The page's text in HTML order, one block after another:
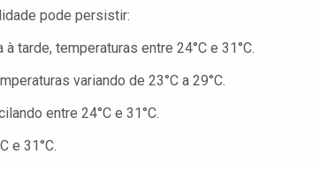
pode persistir:
tarde, temperaturas entre 24°C e 31°C.
variando de 23°C a 29°C.
entre 24°C e 31°C.
e 31°C.